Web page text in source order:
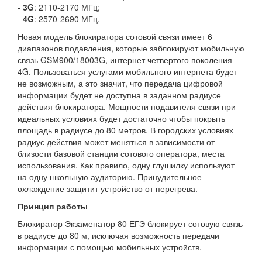
- 3G: 2110-2170 МГц;
- 4G: 2570-2690 МГц.
Новая модель блокиратора сотовой связи имеет 6
диапазонов подавления, которые заблокируют мобильную
связь GSM900/18003G, интернет четвертого поколения
4G. Пользоваться услугами мобильного интернета будет
не возможным, а это значит, что передача цифровой
информации будет не доступна в заданном радиусе
действия блокиратора. Мощности подавителя связи при
идеальных условиях будет достаточно чтобы покрыть
площадь в радиусе до 80 метров. В городских условиях
радиус действия может меняться в зависимости от
близости базовой станции сотового оператора, места
использования. Как правило, одну глушилку используют
на одну школьную аудиторию. Принудительное
охлаждение защитит устройство от перегрева.
Принцип работы
Блокиратор Экзаменатор 80 ЕГЭ блокирует сотовую связь
в радиусе до 80 м, исключая возможность передачи
информации с помощью мобильных устройств.